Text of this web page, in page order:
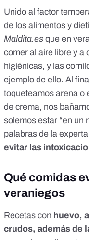
Unido al factor
de los alimentos y
Maldita.es que en
comer al aire libre y a
higiénicas, y las
ejemplo de ello. Al
toqueteamos arena o
de crema, nos
solemos estar “en un
palabras de la
evitar las
Qué comidas
veraniegos
Recetas con huevo,
crudos, además de